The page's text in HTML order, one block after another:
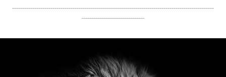
----------------------------------------------------------------------------------------------------
-------------------------------